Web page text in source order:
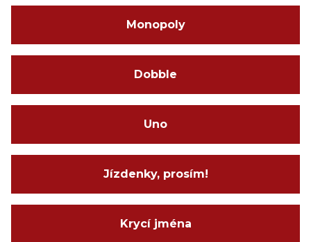
Monopoly
Dobble
Uno
Jízdenky, prosím!
Krycí jména